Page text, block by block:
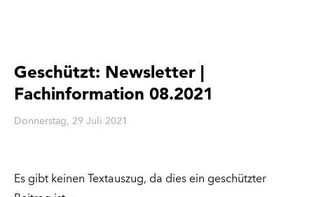
Geschützt: Newsletter |
Fachinformation 08.2021
Donnerstag, 29 Juli 2021
Es gibt keinen Textauszug, da dies ein geschützter